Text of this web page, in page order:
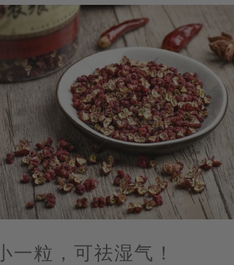
一粒，可祛湿气！